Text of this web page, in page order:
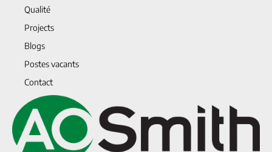
Qualité
Projects
Blogs
Postes vacants
Contact